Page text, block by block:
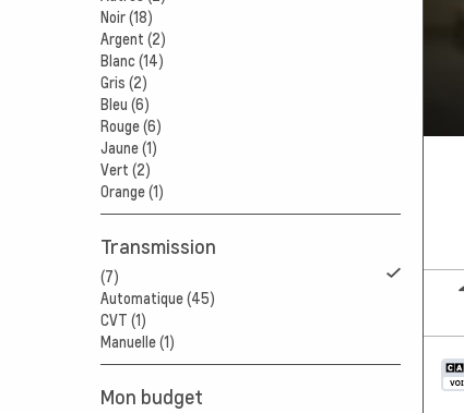
Noir (18)
Argent (2)
Blanc (14)
Gris (2)
Bleu (6)
Rouge (6)
Jaune (1)
Vert (2)
Orange (1)
Transmission
(7)
Automatique (45)
CVT (1)
Manuelle (1)
Mon budget